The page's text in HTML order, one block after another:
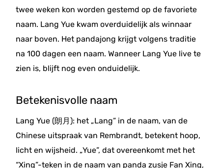
twee weken kon worden gestemd op de favoriete
naam. Lang Yue kwam overduidelijk als winnaar
naar boven. Het pandajong krijgt volgens traditie
na 100 dagen een naam. Wanneer Lang Yue live te
zien is, blijft nog even onduidelijk.
Betekenisvolle naam
Lang Yue (朗月): het „Lang” in de naam, van de
Chinese uitspraak van Rembrandt, betekent hoop,
licht en wijsheid. „Yue”, dat overeenkomt met het
“Xing”-teken in de naam van panda zusje Fan Xing,